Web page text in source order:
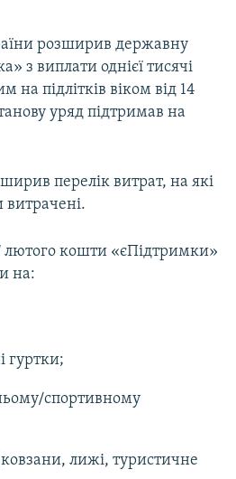
розширив державну
з виплати однієї тисячі
на підлітків віком від 14
уряд підтримав на
перелік витрат, на які
кошти «єПідтримки»
на:
гуртки;
спортивному
лижі, туристичне